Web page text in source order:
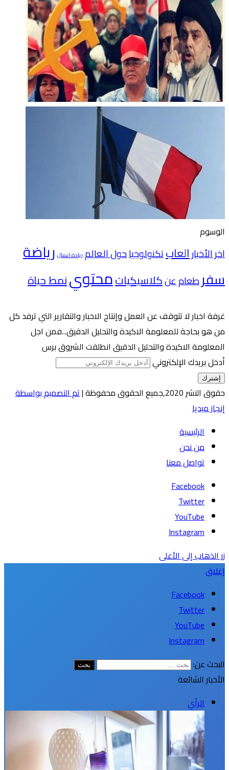
الوسوم
اخر الأخبارالعابتكنولوجياحول العالم ريادة اعمال رياضة
سفرطعامعنكلاسيكياتمحتوينمط حياة
غرفة اخبار لا تتوقف عن العمل وإنتاج الاخبار والتقارير التي ترفد كل
من هو بحاجة للمعلومة الاكيدة والتحليل الدقيق...فمن اجل
المعلومة الاكيدة والتحليل الدقيق انطلقت الشروق برس
أدخل بريدك الإلكتروني
حقوق النشر 2020,جميع الحقوق محفوظة |
تم التصميم بواسطة
إنجاز ميديا
الرئيسية
من نحن
تواصل معنا
Facebook
Twitter
YouTube
Instagram
زر الذهاب إلى الأعلى
إغلاق
Facebook
Twitter
YouTube
Instagram
البحث عن:
الأخبار الشائعة
الرأي